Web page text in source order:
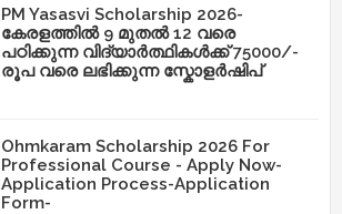
PM Yasasvi Scholarship 2026-
കേരളത്തിൽ 9 മുതൽ 12 വരെ
പഠിക്കുന്ന വിദ്യാർത്ഥികൾക്ക് 75000/-
രൂപ വരെ ലഭിക്കുന്ന സ്കോളർഷിപ്
Ohmkaram Scholarship 2026 For
Professional Course - Apply Now-
Application Process-Application
Form-